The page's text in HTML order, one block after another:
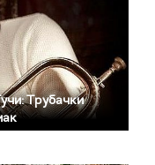
Трубачки